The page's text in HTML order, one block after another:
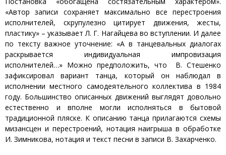
«Автор записи сохраняет максимально все перестроения
исполнителей, скрупулезно цитирует движения, жесты,
пластику» – указывает Л. Г. Нагайцева во вступлении. И далее
по тексту важное уточнение: «А в танцевальных диалогах
раскрывается индивидуальная импровизация
исполнителей…» Можно предположить, что В. Стешенко
зафиксировал вариант танца, который он наблюдал в
исполнении местного самодеятельного коллектива в 1984
году. Большинство описанных движений выглядят довольно
естественно и вполне могли исполняться в бытовой
традиционной пляске. К описанию танца прилагаются схемы
мизансцен и перестроений, нотация наигрыша в обработке
И. Зимникова, нотация и текст песни в записи В. Захарченко.